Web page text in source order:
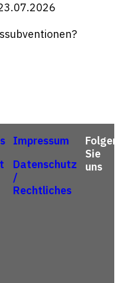
Impressum
Datenschutz
/
Rechtliches
Folgen
Sie
uns